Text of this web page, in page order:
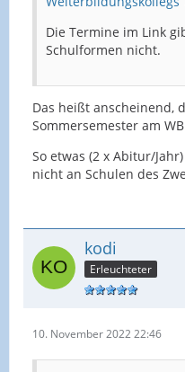
Die Termine im Link
Schulformen nicht.
Das heißt anscheinend,
Sommersemester am
So etwas (2 x Abitur/
nicht an Schulen des
kodi
Erleuchteter
10. November 2022 22:46